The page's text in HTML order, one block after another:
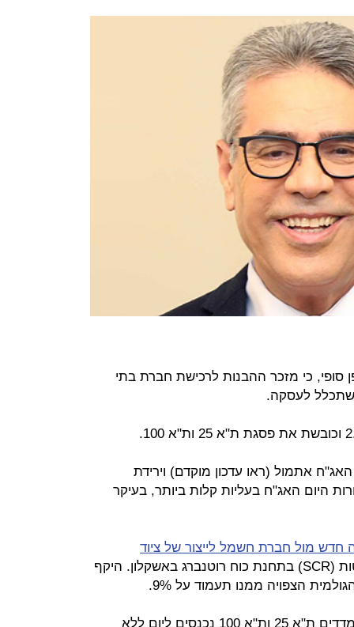
סופי, כי מזכר ההבנות לרכישת חברת בתי
לעסקה.
אתמול (ראו עדכון מוקדם) וירידת
היום האג"ח בעליות קלות ביותר, בעיקר
חדש מול חברת חשמל לייצור של ציוד
בעבור מתקן להפחתת פליטות (SCR) בתחנת כוח רוטנברג באשקלון. היקף
פתיחה יציבה ליום המסחר, המדדים ת"א 25 ות"א 100 נכנסים ליום ללא